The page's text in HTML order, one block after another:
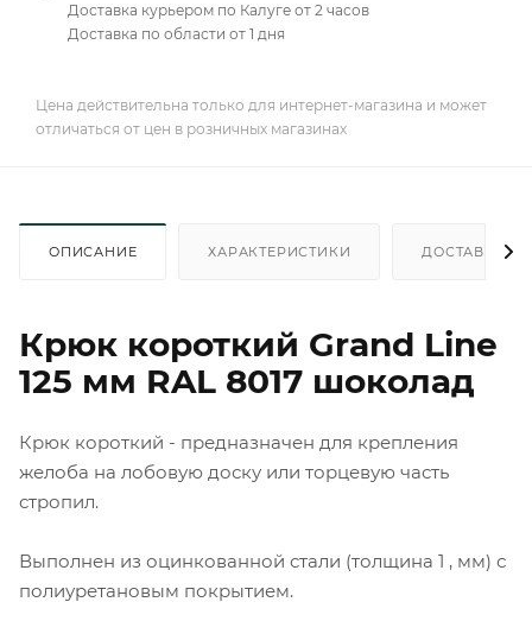
Доставка курьером по Калуге от 2 часов
Доставка по области от 1 дня
Цена действительна только для интернет-магазина и может
отличаться от цен в розничных магазинах
ОПИСАНИЕ ХАРАКТЕРИСТИКИ ДОСТАВКА
Крюк короткий Grand Line
125 мм RAL 8017 шоколад
Крюк короткий - предназначен для крепления
желоба на лобовую доску или торцевую часть
стропил.
Выполнен из оцинкованной стали (толщина 1 , мм) с
полиуретановым покрытием.